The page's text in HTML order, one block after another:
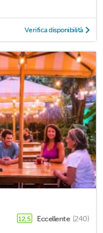
Verifica disponibilità
12,5 Eccellente (240)